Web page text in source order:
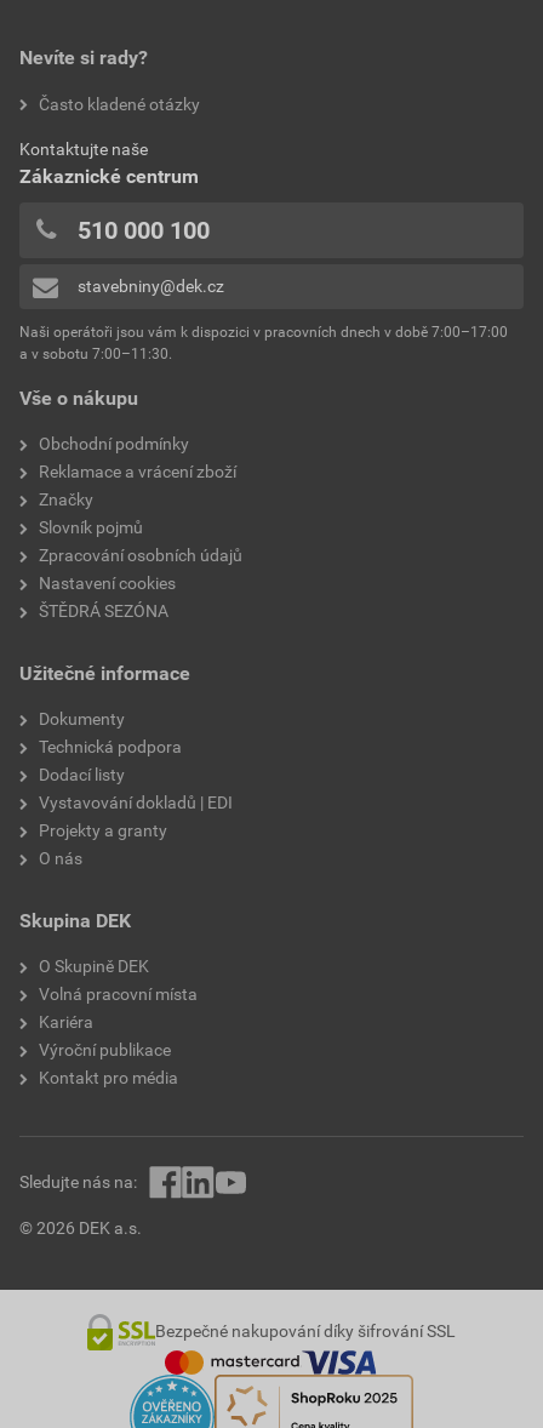
Vše o nákupu
Obchodní podmínky
Reklamace a vrácení zboží
Značky
Slovník pojmů
Zpracování osobních údajů
Nastavení cookies
ŠTĚDRÁ SEZÓNA
Užitečné informace
Dokumenty
Technická podpora
Dodací listy
Vystavování dokladů | EDI
Projekty a granty
O nás
Skupina DEK
O Skupině DEK
Volná pracovní místa
Kariéra
Výroční publikace
Kontakt pro média
Nevíte si rady?
Často kladené otázky
Kontaktujte naše
Zákaznické centrum
510 000 100
stavebniny@dek.cz
Naši operátoři jsou vám k dispozici v pracovních dnech v době 7:00–17:00
a v sobotu 7:00–11:30.
© 2026 DEK a.s.
Sledujte nás na:
Bezpečné nakupování díky šifrování SSL